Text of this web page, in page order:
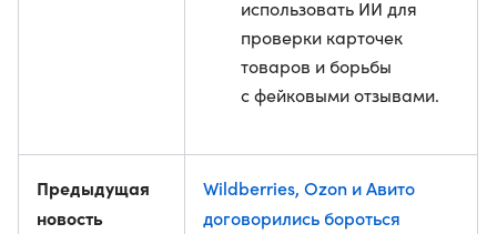
использовать ИИ для
проверки карточек
товаров и борьбы
с фейковыми отзывами.
Предыдущая
новость
Wildberries, Ozon и Авито
договорились бороться